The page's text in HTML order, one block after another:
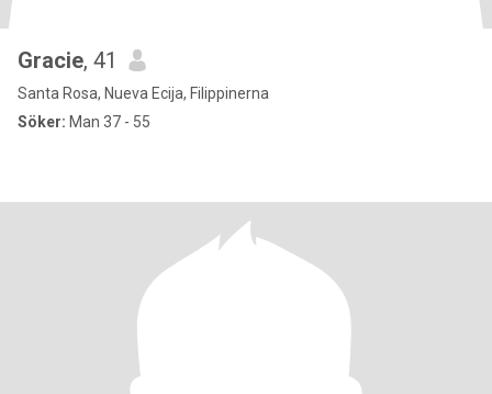
Gracie, 41
Santa Rosa, Nueva Ecija, Filippinerna
Söker: Man 37 - 55